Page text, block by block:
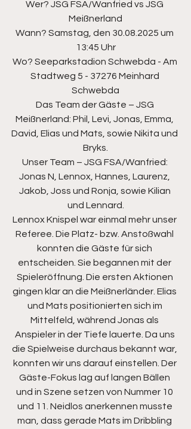
Wer? JSG FSA/Wanfried vs JSG
Meißnerland
Wann? Samstag, den 30.08.2025 um
13:45 Uhr
Wo? Seeparkstadion Schwebda - Am
Stadtweg 5 - 37276 Meinhard
Schwebda
Das Team der Gäste – JSG
Meißnerland: Phil, Levi, Jonas, Emma,
David, Elias und Mats, sowie Nikita und
Bryks.
Unser Team – JSG FSA/Wanfried:
Jonas N, Lennox, Hannes, Laurenz,
Jakob, Joss und Ronja, sowie Kilian
und Lennard.
Lennox Knispel war einmal mehr unser
Referee. Die Platz- bzw. Anstoßwahl
konnten die Gäste für sich
entscheiden. Sie begannen mit der
Spieleröffnung. Die ersten Aktionen
gingen klar an die Meißnerländer. Elias
und Mats positionierten sich im
Mittelfeld, während Jonas als
Anspieler in der Tiefe lauerte. Da uns
die Spielweise durchaus bekannt war,
konnten wir uns darauf einstellen. Der
Gäste-Fokus lag auf langen Bällen
und in Szene setzen von Nummer 10
und 11. Neidlos anerkennen musste
man, dass gerade Mats im Dribbling